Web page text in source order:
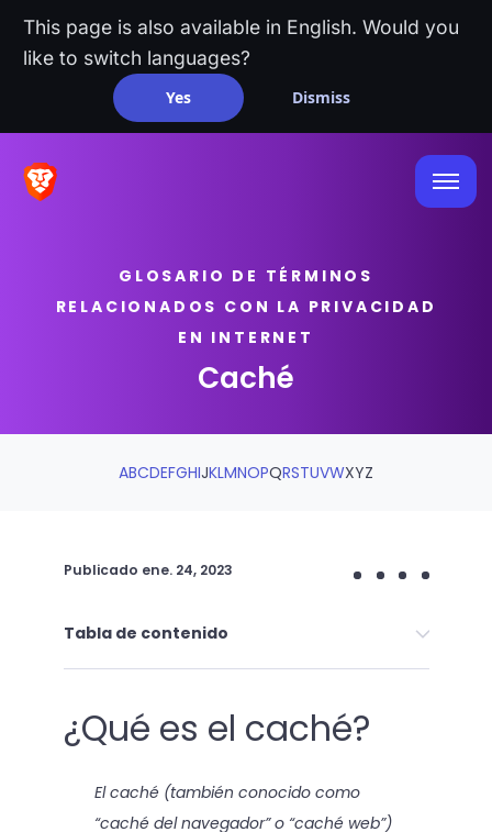
This page is also available in English. Would you
like to switch languages?
Yes Dismiss
GLOSARIO DE TÉRMINOS
RELACIONADOS CON LA PRIVACIDAD
EN INTERNET
Caché
ABCDEFGHIJKLMNOPQRSTUVWXYZ
Publicado ene. 24, 2023
Tabla de contenido
¿Qué es el caché?
El caché (también conocido como
“caché del navegador” o “caché web”)